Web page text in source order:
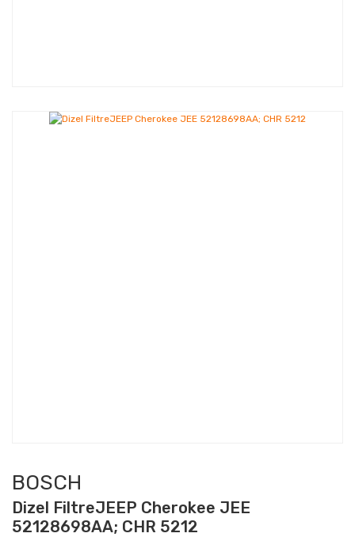
BOSCH
Dizel FiltreJEEP Cherokee JEE
52128698AA; CHR 5212